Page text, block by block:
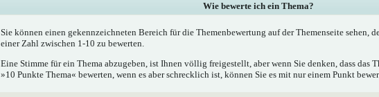
Wie bewerte ich ein Thema?
Sie können einen gekennzeichneten Bereich für die Themenbewertung auf der Themenseite sehen,
einer Zahl zwischen 1-10 zu bewerten.
Eine Stimme für ein Thema abzugeben, ist Ihnen völlig freigestellt, aber wenn Sie denken, dass das
»10 Punkte Thema« bewerten, wenn es aber schrecklich ist, können Sie es mit nur einem Punkt